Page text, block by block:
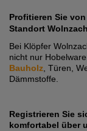
Profitieren Sie
Standort
Bei Klöpfer
nicht nur
Bauholz, Türen,
Dämmstoffe.
Registrieren Sie
komfortabel über